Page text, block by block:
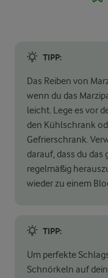
TIPP:
Das Reiben von
wenn du das
leicht. Lege es vor
den Kühlschrank
Gefrierschrank.
darauf, dass du das
regelmäßig
wieder zu einem
TIPP:
Um perfekte
Schnörkeln auf